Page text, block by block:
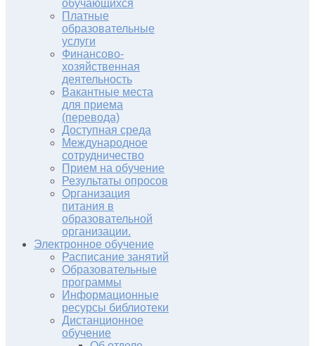
обучающихся
Платные
образовательные
услуги
Финансово-
хозяйственная
деятельность
Вакантные места
для приема
(перевода)
Доступная среда
Международное
сотрудничество
Прием на обучение
Результаты опросов
Организация
питания в
образовательной
организации.
Электронное обучение
Расписание занятий
Образовательные
программы
Информационные
ресурсы библиотеки
Дистанционное
обучение